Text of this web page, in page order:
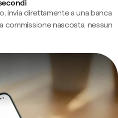
invia direttamente a una banca
commissione nascosta, nessun